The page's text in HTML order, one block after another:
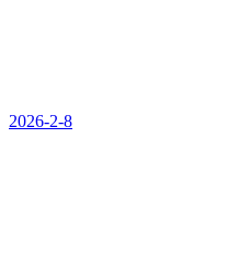
2026-2-8